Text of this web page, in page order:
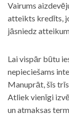
Vairums
atteikts kredīts,
jāsniedz
Lai vispār būtu
nepieciešams
Manuprāt, šīs
Atliek vienīgi
un atmaksas